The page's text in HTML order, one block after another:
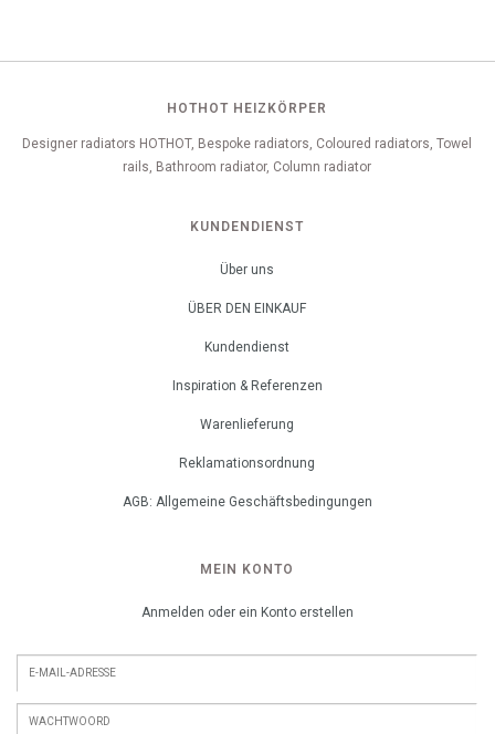
HOTHOT HEIZKÖRPER
Designer radiators HOTHOT, Bespoke radiators, Coloured radiators, Towel
rails, Bathroom radiator, Column radiator
KUNDENDIENST
Über uns
ÜBER DEN EINKAUF
Kundendienst
Inspiration & Referenzen
Warenlieferung
Reklamationsordnung
AGB: Allgemeine Geschäftsbedingungen
MEIN KONTO
Anmelden oder ein Konto erstellen